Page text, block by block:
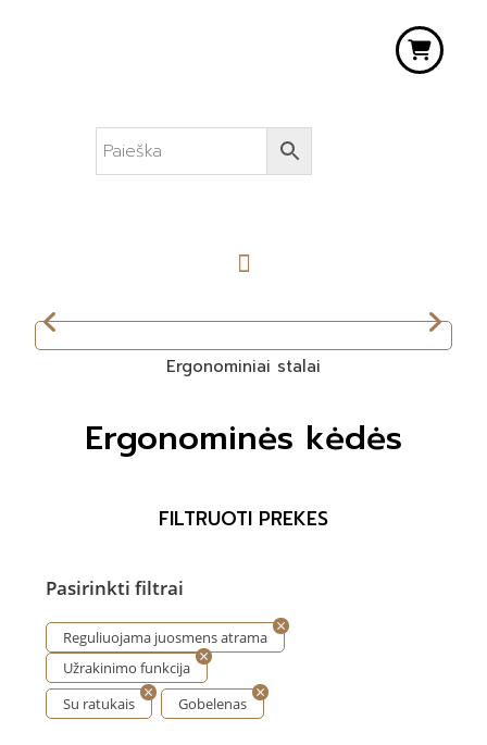
Ergonominiai stalai
Ergonominės kėdės
FILTRUOTI PREKES
Pasirinkti filtrai
Reguliuojama juosmens atrama
Užrakinimo funkcija
Su ratukais
Gobelenas